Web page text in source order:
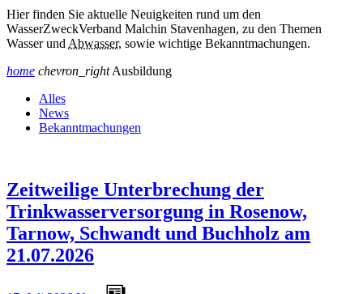
Hier finden Sie aktuelle Neuigkeiten rund um den
WasserZweckVerband Malchin Stavenhagen, zu den Themen
Wasser und Abwasser, sowie wichtige Bekanntmachungen.
home chevron_right Ausbildung
Alles
News
Bekanntmachungen
Zeitweilige Unterbrechung der
Trinkwasserversorgung in Rosenow,
Tarnow, Schwandt und Buchholz am
21.07.2026